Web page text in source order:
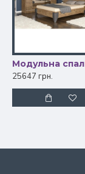
25647 грн.